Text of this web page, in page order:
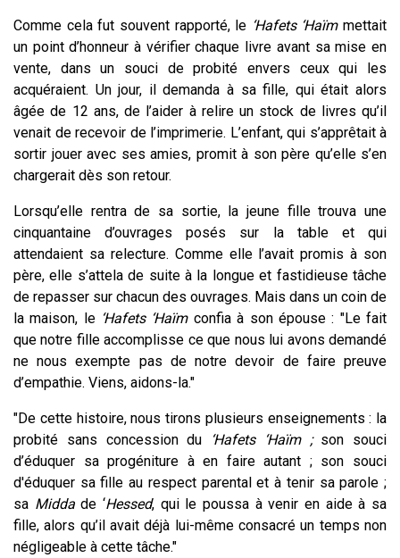
Comme cela fut souvent rapporté, le ‘Hafets ‘Haïmmettait
un point d’honneur à vérifier chaque livre avant sa mise en
vente, dans un souci de probité envers ceux qui les
acquéraient. Un jour, il demanda à sa fille, qui était alors
âgée de 12 ans, de l’aider à relire un stock de livres qu’il
venait de recevoir de l’imprimerie. L’enfant, qui s’apprêtait à
sortir jouer avec ses amies, promit à son père qu’elle s’en
chargerait dès son retour.
Lorsqu’elle rentra de sa sortie, la jeune fille trouva une
cinquantaine d’ouvrages posés sur la table et qui
attendaient sa relecture. Comme elle l’avait promis à son
père, elle s’attela de suite à la longue et fastidieuse tâche
de repasser sur chacun des ouvrages. Mais dans un coin de
la maison, le ‘Hafets ‘Haïmconfia à son épouse : "Le fait
que notre fille accomplisse ce que nous lui avons demandé
ne nous exempte pas de notre devoir de faire preuve
d’empathie. Viens, aidons-la."
"De cette histoire, nous tirons plusieurs enseignements : la
probité sans concession du
‘Hafets ‘Haïm ;son souci
d’éduquer sa progéniture à en faire autant ; son souci
d'éduquer sa fille au respect parental et à tenir sa parole ;
sa Middade ‘Hessed, qui le poussa à venir en aide à sa
fille, alors qu’il avait déjà lui-même consacré un temps non
négligeable à cette tâche."